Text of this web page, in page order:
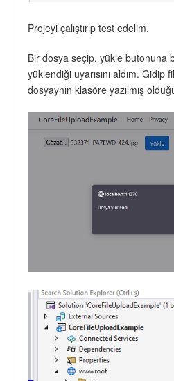
Projeyi çalıştırıp test edelim.
Bir dosya seçip, yükle butonuna
yüklendiği uyarısını aldım. Gidip
dosyaynın klasöre yazılmış